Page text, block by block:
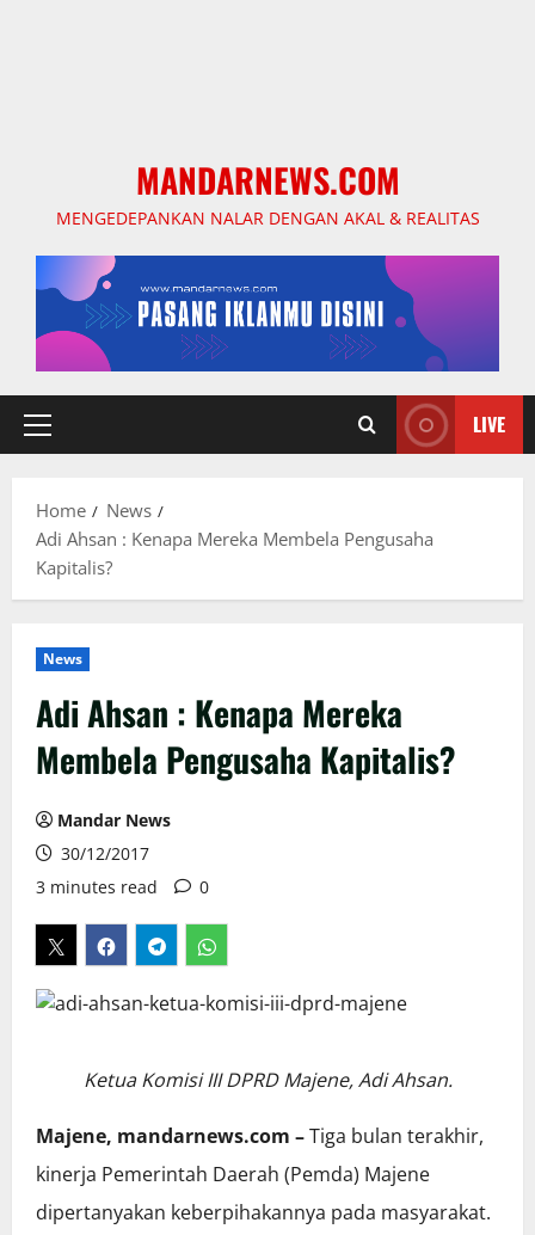
MANDARNEWS.COM
MENGEDEPANKAN NALAR DENGAN AKAL & REALITAS
Primary
LIVE
Home
News
Adi Ahsan : Kenapa Mereka Membela Pengusaha
Kapitalis?
News
Adi Ahsan : Kenapa Mereka
Membela Pengusaha Kapitalis?
Mandar News
30/12/2017
3 minutes read
0
Ketua Komisi III DPRD Majene, Adi Ahsan.
Majene, mandarnews.com –Tiga bulan terakhir,
kinerja Pemerintah Daerah (Pemda) Majene
dipertanyakan keberpihakannya pada masyarakat.